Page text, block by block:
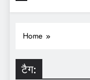
Home
टैग: